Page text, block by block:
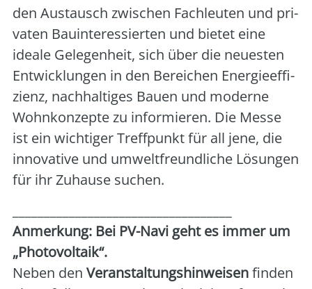
den Aus­tausch zwi­schen Fach­leu­ten und pri­
va­ten Bau­in­ter­es­sier­ten und bie­tet eine
idea­le Gele­gen­heit, sich über die neu­es­ten
Ent­wick­lun­gen in den Berei­chen Ener­gie­ef­fi­
zi­enz, nach­hal­ti­ges Bau­en und moder­ne
Wohn­kon­zep­te zu infor­mie­ren. Die Mes­se
ist ein wich­ti­ger Treff­punkt für all jene, die
inno­va­ti­ve und umwelt­freund­li­che Lösun­gen
für ihr Zuhau­se suchen.
Anmer­kung: Bei PV-Navi geht es immer um
„Pho­to­vol­ta­ik“.
Neben den Ver­an­stal­tungs­hin­wei­senfin­den